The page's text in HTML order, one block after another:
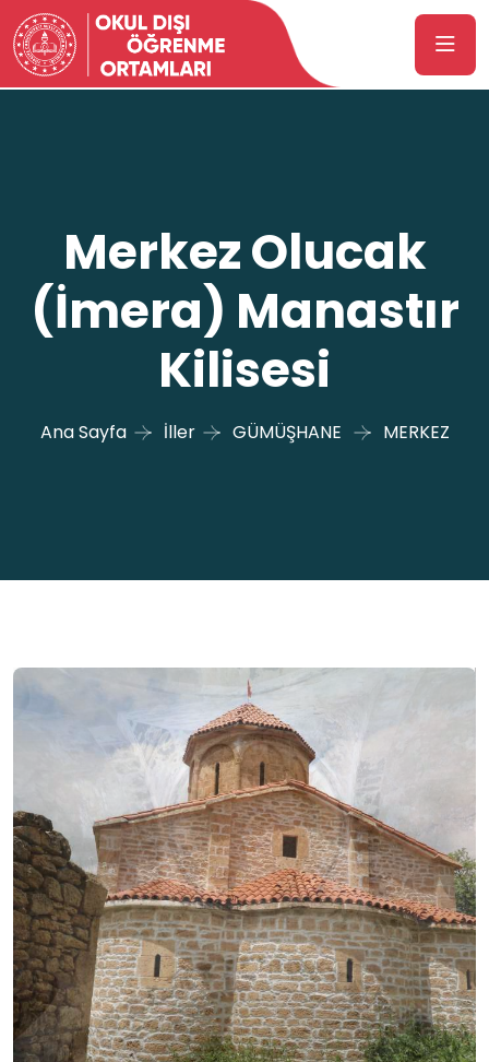
Merkez Olucak
(İmera) Manastır
Kilisesi
Ana Sayfa İller GÜMÜŞHANE MERKEZ